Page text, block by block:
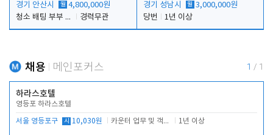
경기 안산시 월 4,800,000원
청소 배팅 부부 구합니다
경력무관
경기 성남시 월 3,000,000원
당번
1년 이상
채용 메인포커스 1 / 1
하라스호텔
영등포 하라스호텔
서울 영등포구 시 10,030원 카운터 업무 및 객실관리(청소상태 확인, 객실판매) 1년 이상